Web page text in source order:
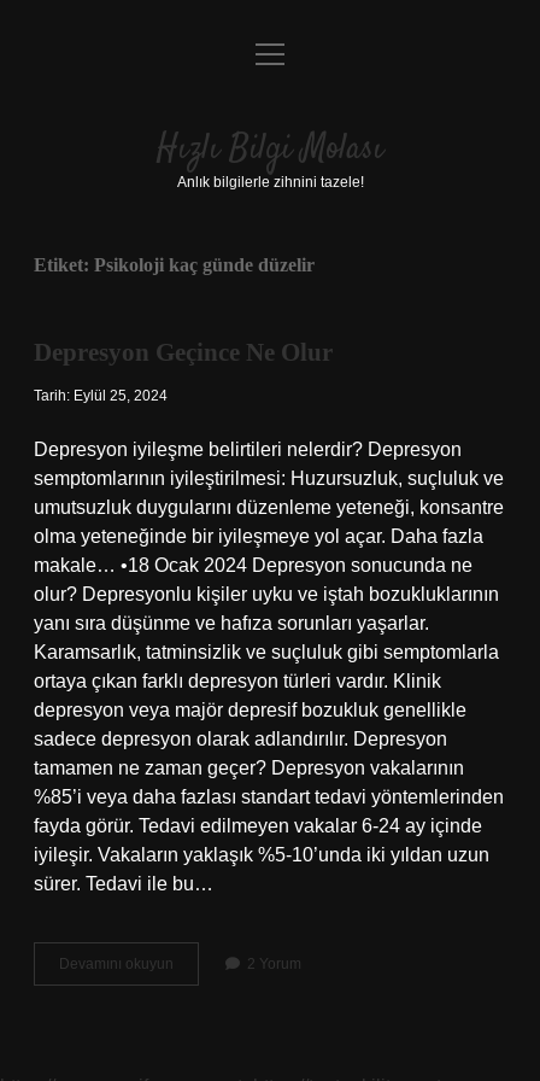
Anasayfa
Yasal Uyarı
menüyü
Hızlı Bilgi Molası
Anlık bilgilerle zihnini tazele!
Etiket: Psikoloji kaç günde düzelir
Depresyon Geçince Ne Olur
Tarih: Eylül 25, 2024
Depresyon iyileşme belirtileri nelerdir? Depresyon
semptomlarının iyileştirilmesi: Huzursuzluk, suçluluk ve
umutsuzluk duygularını düzenleme yeteneği, konsantre
olma yeteneğinde bir iyileşmeye yol açar. Daha fazla
makale… •18 Ocak 2024 Depresyon sonucunda ne
olur? Depresyonlu kişiler uyku ve iştah bozukluklarının
yanı sıra düşünme ve hafıza sorunları yaşarlar.
Karamsarlık, tatminsizlik ve suçluluk gibi semptomlarla
ortaya çıkan farklı depresyon türleri vardır. Klinik
depresyon veya majör depresif bozukluk genellikle
sadece depresyon olarak adlandırılır. Depresyon
tamamen ne zaman geçer? Depresyon vakalarının
%85’i veya daha fazlası standart tedavi yöntemlerinden
fayda görür. Tedavi edilmeyen vakalar 6-24 ay içinde
iyileşir. Vakaların yaklaşık %5-10’unda iki yıldan uzun
sürer. Tedavi ile bu…
Devamını okuyun Depresyon
Geçince
2 Yorum